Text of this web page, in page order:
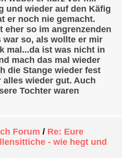
und wieder auf den Käfig
er noch nie gemacht.
eher so im angrenzenden
so, als wollte er mir
mal...da ist was nicht in
mach das mal wieder
die Stange wieder fest
alles wieder gut. Auch
Tochter waren
Forum / Re: Eure
- wie hegt und